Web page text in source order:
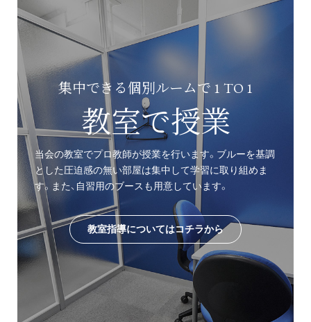
集中できる個別ルームで 1 TO 1
教室で授業
当会の教室でプロ教師が授業を行います。ブルーを基調
とした圧迫感の無い部屋は集中して学習に取り組めま
す。また、自習用のブースも用意しています。
教室指導についてはコチラから